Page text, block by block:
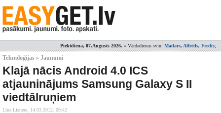
Piektdiena, 07.Augusts 2026. » Vārdadienas svin: Madars, Alfrēds, Fredis;
Tehnoloģijas » Jaunumi
Klajā nācis Android 4.0 ICS
atjauninājums Samsung Galaxy S II
viedtālruņiem
Līna Lisnere, 14.03.2012. 09:42